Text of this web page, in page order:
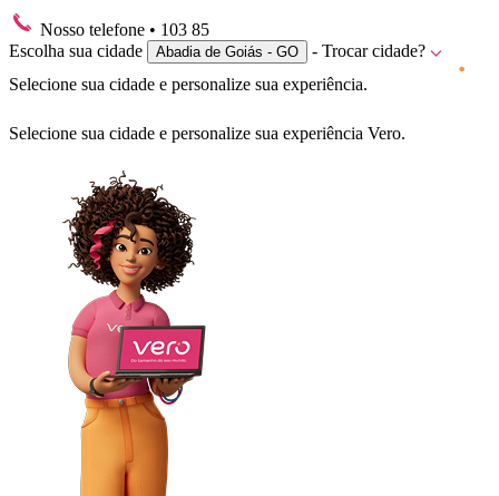
Nosso telefone • 103 85
Escolha sua cidade
Abadia de Goiás - GO
- Trocar cidade?
Selecione sua cidade e personalize sua experiência.
Selecione sua cidade e personalize sua experiência Vero.